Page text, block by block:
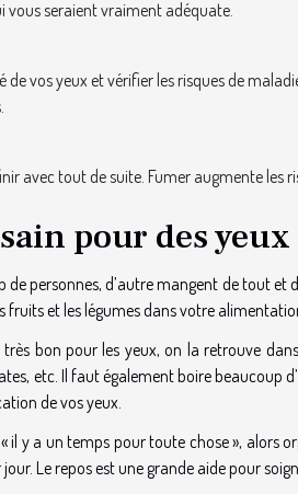
vous seraient vraiment adéquate.
vos yeux et vérifier les risques de
avec tout de suite. Fumer augmente les
pour des yeux
personnes, d’autre mangent de tout et
fruits et les légumes dans votre
bon pour les yeux, on la retrouve
etc. Il faut également boire beaucoup
de vos yeux.
y a un temps pour toute chose », alors
Le repos est une grande aide pour